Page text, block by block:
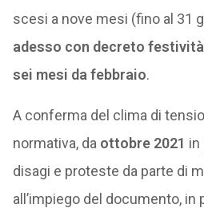
scesi a nove mesi (fino al 31
adesso con decreto
sei mesi da febbraio.
A conferma del clima di
normativa, da ottobre 2021 in
disagi e proteste da parte di
all’impiego del documento,